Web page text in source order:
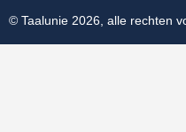
© Taalunie 2026, alle rechten